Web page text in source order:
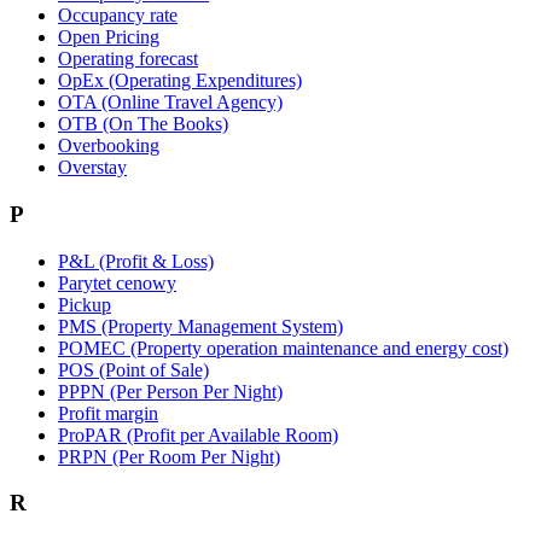
Occupancy rate
Open Pricing
Operating forecast
OpEx (Operating Expenditures)
OTA (Online Travel Agency)
OTB (On The Books)
Overbooking
Overstay
P
P&L (Profit & Loss)
Parytet cenowy
Pickup
PMS (Property Management System)
POMEC (Property operation maintenance and energy cost)
POS (Point of Sale)
PPPN (Per Person Per Night)
Profit margin
ProPAR (Profit per Available Room)
PRPN (Per Room Per Night)
R